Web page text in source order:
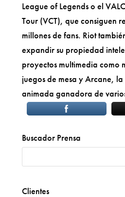
League of Legends o el
Tour (VCT), que consiguen
millones de fans. Riot
expandir su propiedad
proyectos multimedia como
juegos de mesa y Arcane,
animada ganadora de
Buscador Prensa
Clientes